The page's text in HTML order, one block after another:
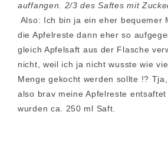
auffangen. 2/3 des Saftes mit
Also: Ich bin ja ein eher bequemer
die Apfelreste dann eher so
gleich Apfelsaft aus der Flasche
nicht, weil ich ja nicht wusste wie
Menge gekocht werden sollte !?
also brav meine Apfelreste
wurden ca. 250 ml Saft.